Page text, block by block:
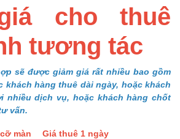
cho thuê
tương tác
sẽ được giảm giá rất nhiều bao gồm
khách hàng thuê dài ngày, hoặc khách
nhiều dịch vụ, hoặc khách hàng chốt
vấn.
cỡ màn
Giá thuê 1 ngày